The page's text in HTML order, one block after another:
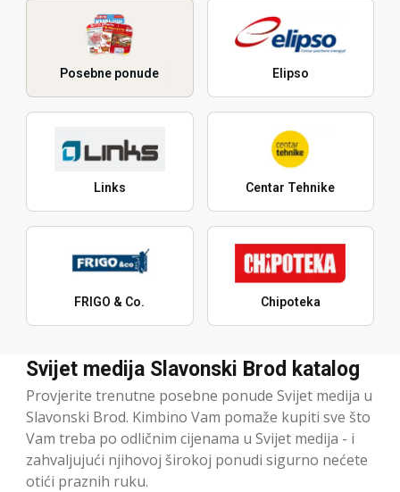
Posebne ponude Elipso
Links Centar Tehnike
FRIGO & Co. Chipoteka
Svijet medija Slavonski Brod katalog
Provjerite trenutne posebne ponude Svijet medija u
Slavonski Brod. Kimbino Vam pomaže kupiti sve što
Vam treba po odličnim cijenama u Svijet medija - i
zahvaljujući njihovoj širokoj ponudi sigurno nećete
otići praznih ruku.